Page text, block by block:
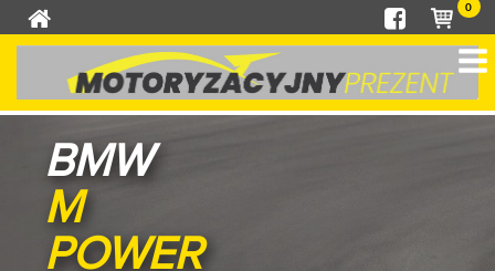
0
BMW
M
POWER